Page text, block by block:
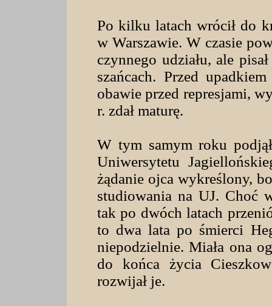
Po kilku latach wrócił do
w Warszawie. W czasie
czynnego udziału, ale
szańcach. Przed
obawie przed represjami,
r. zdał maturę.
W tym samym roku
Uniwersytetu
żądanie ojca wykreślony,
studiowania na UJ. Choć
tak po dwóch latach
to dwa lata po śmierci
niepodzielnie. Miała ona
do końca życia
rozwijał je.